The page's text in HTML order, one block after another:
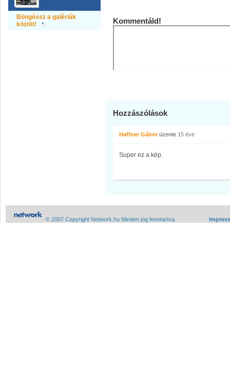
Böngéssz a galériák
között!
Kommentáld!
Hozzászólások
Haffner Gáborüzente 15 éve
Super ez a kép.
© 2007 Copyright Network.hu Minden jog fenntartva.